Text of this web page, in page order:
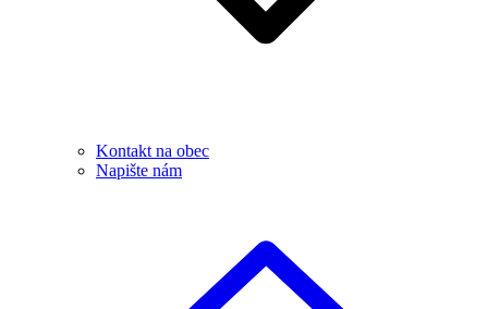
Kontakt na obec
Napište nám